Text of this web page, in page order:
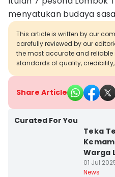
menyatukan budaya
This article is written by our
carefully reviewed by our
the most accurate and
standards of quality,
Share Article
Curated For You
Teka
Warga
01 Jul
News